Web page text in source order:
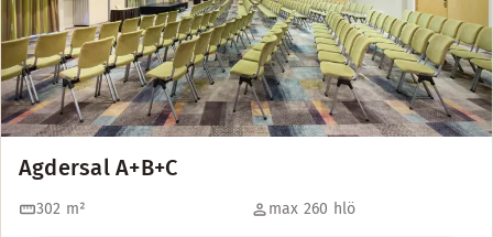
Agdersal A+B+C
302 m² max 260 hlö